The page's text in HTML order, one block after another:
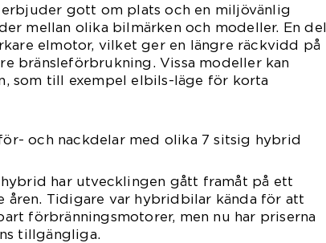
gott om plats och en miljövänlig
mellan olika bilmärken och modeller. En del
elmotor, vilket ger en längre räckvidd på
bränsleförbrukning. Vissa modeller kan
som till exempel elbils-läge för korta
och nackdelar med olika 7 sitsig hybrid
har utvecklingen gått framåt på ett
åren. Tidigare var hybridbilar kända för att
förbränningsmotorer, men nu har priserna
tillgängliga.